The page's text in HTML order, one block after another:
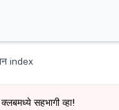
index
सहभागी व्हा!